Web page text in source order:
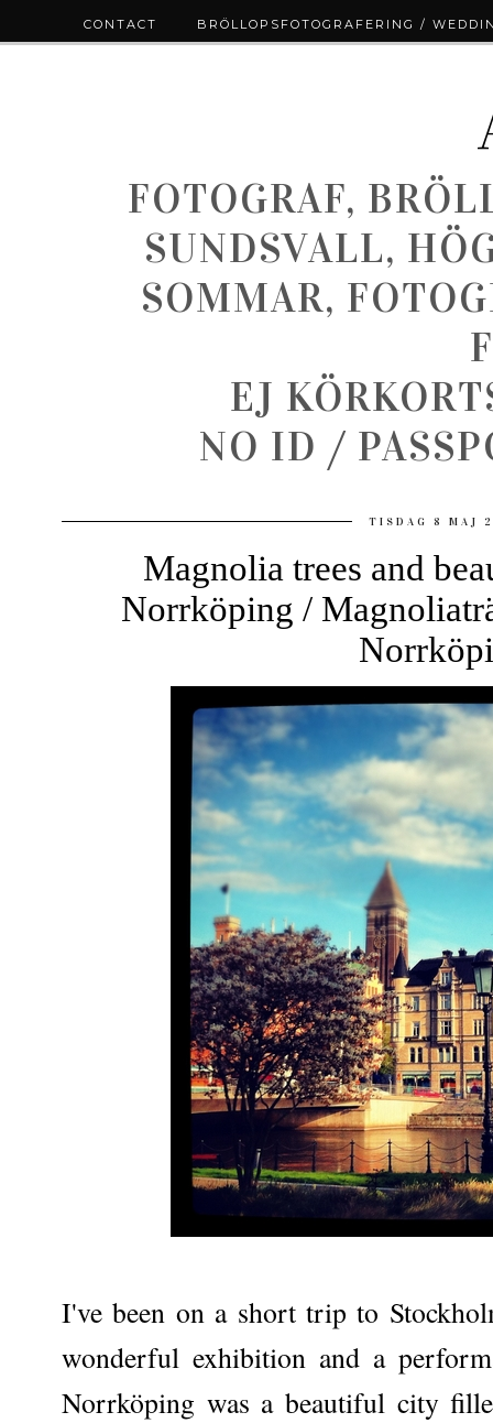
FOTOGRAF,
SUNDSVALL,
SOMMAR,
EJ
NO ID /
TISDAG 8 MAJ
Magnolia trees and
Norrköping /
I've been on a short trip to
wonderful exhibition and a
Norrköping was a beautiful city
CONTACT BRÖLLOPSFOTOGRAFERING /